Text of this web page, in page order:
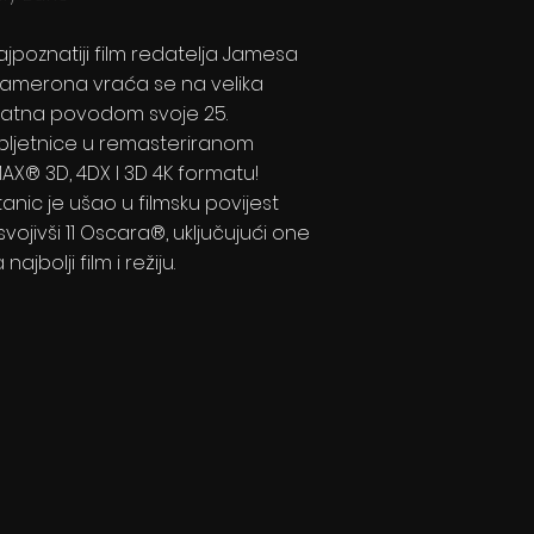
film redatelja Jamesa
vraća se na velika
povodom svoje 25.
u remasteriranom
3D, 4DX I 3D 4K formatu!
je ušao u filmsku povijest
11 Oscara®, uključujući one
najbolji film i režiju.